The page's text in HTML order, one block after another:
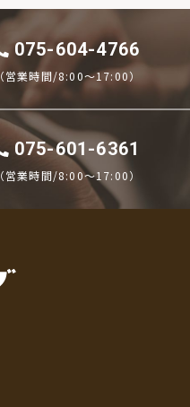
075-604-4766
（営業時間/8:00〜17:00）
075-601-6361
（営業時間/8:00〜17:00）